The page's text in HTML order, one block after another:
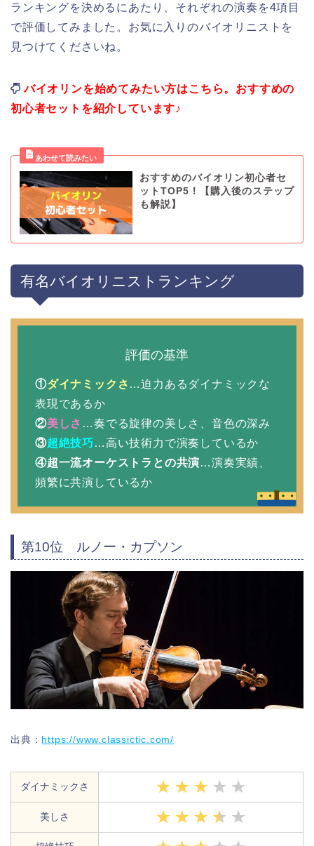
ランキングを決めるにあたり、それぞれの演奏を4項目
で評価してみました。お気に入りのバイオリニストを
見つけてくださいね。
バイオリンを始めてみたい方はこちら。おすすめの
初心者セットを紹介しています♪
おすすめのバイオリン初心者セ
ットTOP5！【購入後のステップ
も解説】
有名バイオリニストランキング
評価の基準
①ダイナミックさ …迫力あるダイナミックな
表現であるか
②美しさ …奏でる旋律の美しさ、音色の深み
③超絶技巧…高い技術力で演奏しているか
④超一流オーケストラとの共演…演奏実績、
頻繁に共演しているか
第10位 ルノー・カプソン
出典： https://www.classictic.com/
ダイナミックさ
美しさ